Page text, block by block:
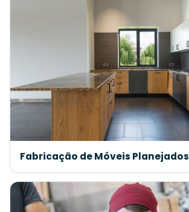
Fabricação de Móveis Planejados